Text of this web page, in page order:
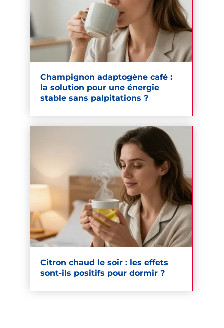
Champignon adaptogène café :
la solution pour une énergie
stable sans palpitations ?
Citron chaud le soir : les effets
sont-ils positifs pour dormir ?